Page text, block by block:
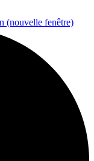
(nouvelle fenêtre)